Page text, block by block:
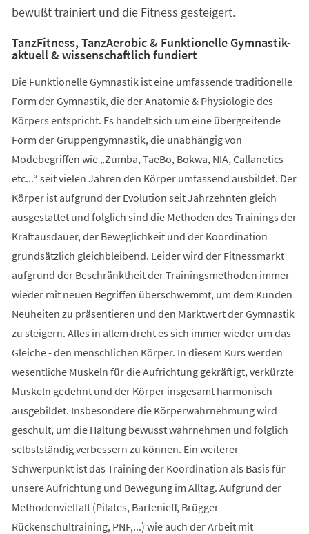
bewußt trainiert und die Fitness gesteigert.
TanzFitness, TanzAerobic & Funktionelle Gymnastik-
aktuell & wissenschaftlich fundiert
Die Funktionelle Gymnastik ist eine umfassende traditionelle
Form der Gymnastik, die der Anatomie & Physiologie des
Körpers entspricht. Es handelt sich um eine übergreifende
Form der Gruppengymnastik, die unabhängig von
Modebegriffen wie „Zumba, TaeBo, Bokwa, NIA, Callanetics
etc...“ seit vielen Jahren den Körper umfassend ausbildet. Der
Körper ist aufgrund der Evolution seit Jahrzehnten gleich
ausgestattet und folglich sind die Methoden des Trainings der
Kraftausdauer, der Beweglichkeit und der Koordination
grundsätzlich gleichbleibend. Leider wird der Fitnessmarkt
aufgrund der Beschränktheit der Trainingsmethoden immer
wieder mit neuen Begriffen überschwemmt, um dem Kunden
Neuheiten zu präsentieren und den Marktwert der Gymnastik
zu steigern. Alles in allem dreht es sich immer wieder um das
Gleiche - den menschlichen Körper. In diesem Kurs werden
wesentliche Muskeln für die Aufrichtung gekräftigt, verkürzte
Muskeln gedehnt und der Körper insgesamt harmonisch
ausgebildet. Insbesondere die Körperwahrnehmung wird
geschult, um die Haltung bewusst wahrnehmen und folglich
selbstständig verbessern zu können. Ein weiterer
Schwerpunkt ist das Training der Koordination als Basis für
unsere Aufrichtung und Bewegung im Alltag. Aufgrund der
Methodenvielfalt (Pilates, Bartenieff, Brügger
Rückenschultraining, PNF,...) wie auch der Arbeit mit